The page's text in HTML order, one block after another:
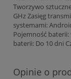
Tworzywo
GHz Zasięg
systemami:
Pojemność baterii:
baterii: Do 10 dni
Opinie o